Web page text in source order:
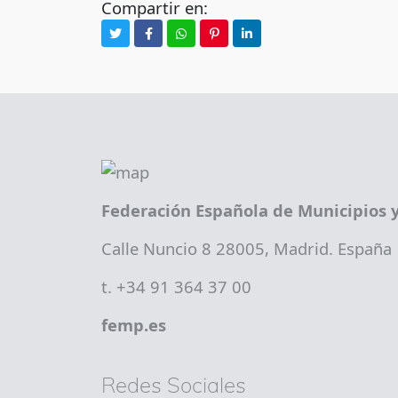
Compartir en:
Federación Española de Municipios
Calle Nuncio 8 28005, Madrid. España
t. +34 91 364 37 00
femp.es
Redes Sociales